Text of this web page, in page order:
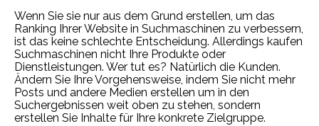
Wenn Sie sie nur aus dem Grund erstellen, um das
Ranking Ihrer Website in Suchmaschinen zu verbessern,
ist das keine schlechte Entscheidung. Allerdings kaufen
Suchmaschinen nicht Ihre Produkte oder
Dienstleistungen. Wer tut es? Natürlich die Kunden.
Ändern Sie Ihre Vorgehensweise, indem Sie nicht mehr
Posts und andere Medien erstellen um in den
Suchergebnissen weit oben zu stehen, sondern
erstellen Sie Inhalte für Ihre konkrete Zielgruppe.